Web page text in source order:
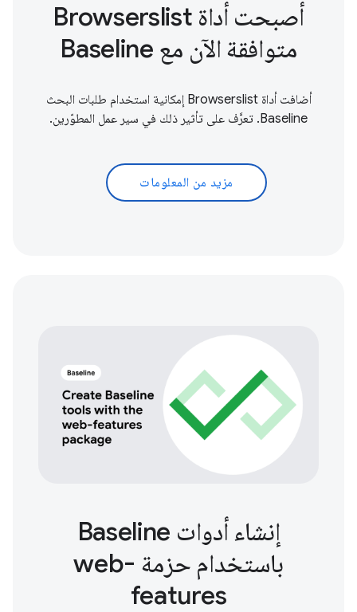
أصبحت أداة Browserslist
متوافقة الآن مع Baseline
أضافت أداة Browserslist إمكانية استخدام طلبات البحث
Baseline. تعرَّف على تأثير ذلك في سير عمل المطوّرين.
مزيد من المعلومات
إنشاء أدوات Baseline
باستخدام حزمة web-
features